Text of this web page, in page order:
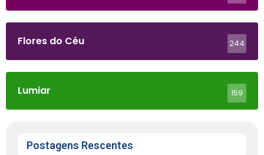
Flores do Céu 244
Lumiar 159
Postagens Rescentes